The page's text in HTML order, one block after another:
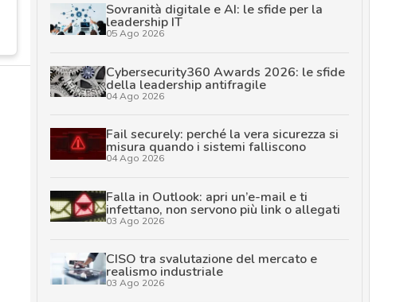
Sovranità digitale e AI: le sfide per la
leadership IT
05 Ago 2026
Cybersecurity360 Awards 2026: le sfide
della leadership antifragile
04 Ago 2026
Fail securely: perché la vera sicurezza si
misura quando i sistemi falliscono
04 Ago 2026
Falla in Outlook: apri un’e-mail e ti
infettano, non servono più link o allegati
03 Ago 2026
CISO tra svalutazione del mercato e
realismo industriale
03 Ago 2026